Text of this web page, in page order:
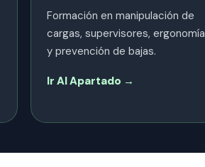
Formación en manipulación de
cargas, supervisores, ergonomía
y prevención de bajas.
Ir Al Apartado →